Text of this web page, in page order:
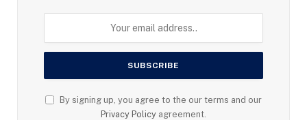
By signing up, you agree to the our terms and our
Privacy Policy agreement.